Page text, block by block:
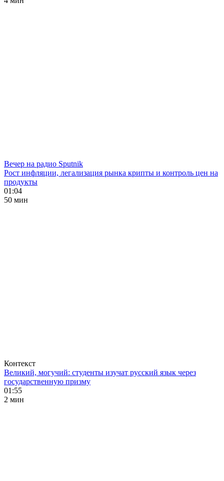
Вечер на радио Sputnik
Рост инфляции, легализация рынка крипты и контроль цен на
продукты
01:04
50 мин
Контекст
Великий, могучий: студенты изучат русский язык через
государственную призму
01:55
2 мин